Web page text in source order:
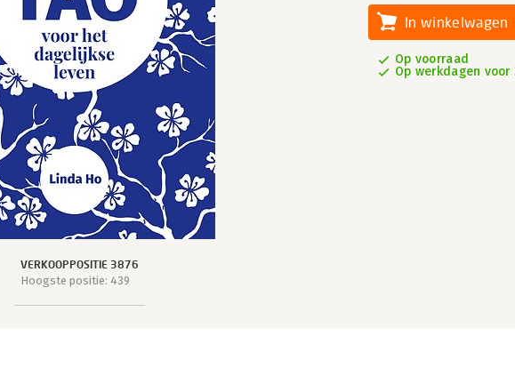
VERKOOPPOSITIE 3876
Hoogste positie: 439
In winkelwagen
Op voorraad
Op werkdagen